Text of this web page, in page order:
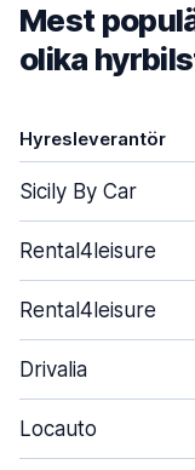
Mest
olika
Hyresleverantör
Sicily By Car
Rental4leisure
Rental4leisure
Drivalia
Locauto